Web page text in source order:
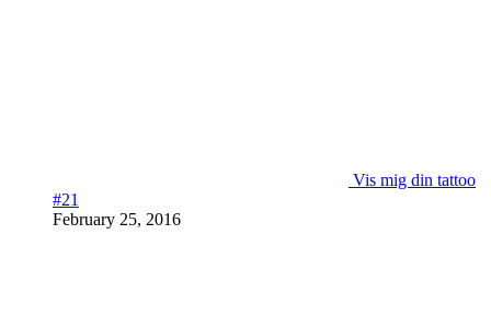
Vis mig din tattoo
#21
February 25, 2016